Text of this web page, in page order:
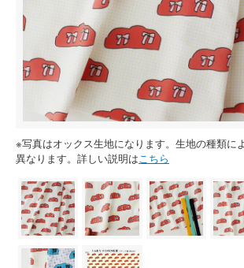
※写真はオックス生地になります。生地の種類に
異なります。詳しい説明はこちら